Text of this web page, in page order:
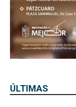
ÚLTIMAS